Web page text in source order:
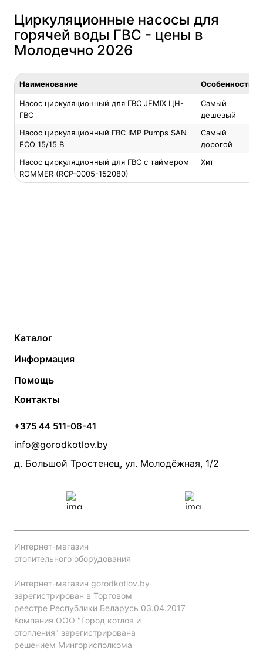
Циркуляционные насосы для
горячей воды ГВС - цены в
Молодечно 2026
Наименование Особенность
Насос циркуляционный для ГВС JEMIX ЦН-
ГВС
Самый
дешевый
Насос циркуляционный ГВС IMP Pumps SAN
ECO 15/15 B
Самый
дорогой
Насос циркуляционный для ГВС с таймером
ROMMER (RCP-0005-152080)
Хит
Каталог
Твердотопливные котлы
Электрические котлы
Банные печи
Камины и печи
Теплый пол
Радиаторы
Насосы
Дымоходы
Информация
Контакты
Статьи
Акции
Производители
Помощь
Монтаж систем отопления
Прайс по монтажу систем отопления
Проект систем отопления
Контакты
+375 44 511-06-41
info@gorodkotlov.by
д. Большой Тростенец, ул. Молодёжная, 1/2
Интернет-магазин
отопительного оборудования
Интернет-магазин gorodkotlov.by
зарегистрирован в Торговом
реестре Республики Беларусь 03.04.2017
Компания ООО "Город котлов и
отопления" зарегистрирована
решением Мингорисполкома